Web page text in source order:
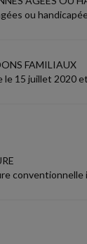
ou
FAMILIAUX
15 juillet 2020